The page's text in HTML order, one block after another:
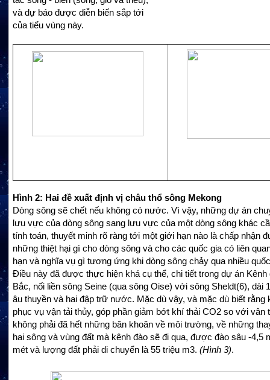
và dự báo được diễn biến sắp tới
của tiểu vùng này.
Hình 2: Hai đề xuất định vị châu thổ sông Mekong
Dòng sông sẽ chết nếu không có nước. Vì vậy, những dự án
lưu vực của dòng sông sang lưu vực của một dòng sông khác
tính toán, thuyết minh rõ ràng tới một giới hạn nào là chấp nhận
những thiệt hại gì cho dòng sông và cho các quốc gia có liên
hạn và nghĩa vụ gì tương ứng khi dòng sông chảy qua nhiều
Điều này đã được thực hiện khá cụ thể, chi tiết trong dự án Kênh
Bắc, nối liền sông Seine (qua sông Oise) với sông Sheldt(6), dài
âu thuyền và hai đập trữ nước. Mặc dù vậy, và mặc dù biết rằng
phục vụ vận tải thủy, góp phần giảm bớt khí thải CO2 so với vân
không phải đã hết những băn khoăn về môi trường, về những
hai sông và vùng đất mà kênh đào sẽ đi qua, được đào sâu -4,5
mét và lượng đất phải di chuyển là 55 triệu m3. (Hình 3).